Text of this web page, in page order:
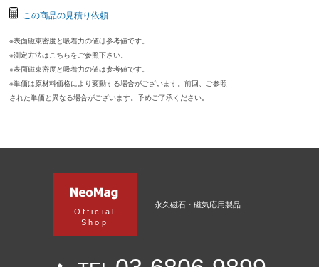
この商品の見積り依頼
※表面磁束密度と吸着力の値は参考値です。
※測定方法はこちらをご参照下さい。
※表面磁束密度と吸着力の値は参考値です。
※単価は原材料価格により変動する場合がございます。前回、ご参照
された単価と異なる場合がございます。予めご了承ください。
Official
Shop
永久磁石・磁気応用製品